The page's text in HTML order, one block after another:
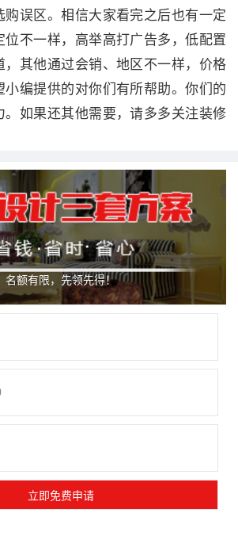
购误区。相信大家看完之后也有一定
位不一样，高举高打广告多，低配置
，其他通过会销、地区不一样，价格
小编提供的对你们有所帮助。你们的
。如果还其他需要，请多多关注装修
名额有限，先领先得！